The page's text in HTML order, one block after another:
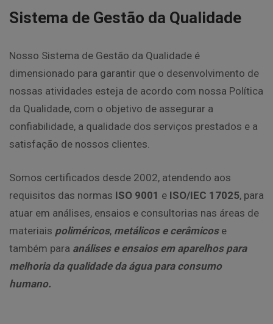
Sistema de Gestão da Qualidade
Nosso Sistema de Gestão da Qualidade é
dimensionado para garantir que o desenvolvimento de
nossas atividades esteja de acordo com nossa Política
da Qualidade, com o objetivo de assegurar a
confiabilidade, a qualidade dos serviços prestados e a
satisfação de nossos clientes.
Somos certificados desde 2002, atendendo aos
requisitos das normas ISO 9001 e ISO/IEC 17025, para
atuar em análises, ensaios e consultorias nas áreas de
materiais poliméricos, metálicos e cerâmicose
também para análises e ensaios em aparelhos para
melhoria da qualidade da água para consumo
humano.